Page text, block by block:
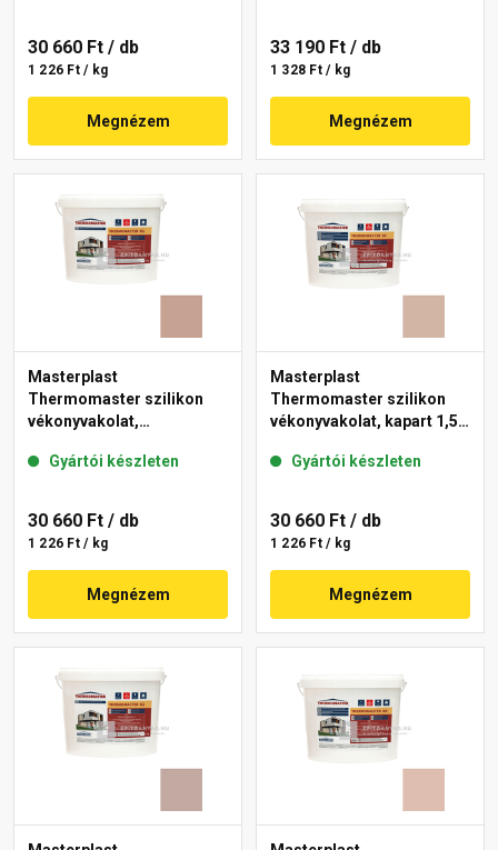
30 660 Ft / db
1 226 Ft / kg
Megnézem
33 190 Ft / db
1 328 Ft / kg
Megnézem
Masterplast
Thermomaster szilikon
vékonyvakolat,
13-C 25 kg
Gyártói készleten
30 660 Ft / db
1 226 Ft / kg
Megnézem
Masterplast
Thermomaster szilikon
vékonyvakolat, kapart 1,5
Gyártói készleten
30 660 Ft / db
1 226 Ft / kg
Megnézem